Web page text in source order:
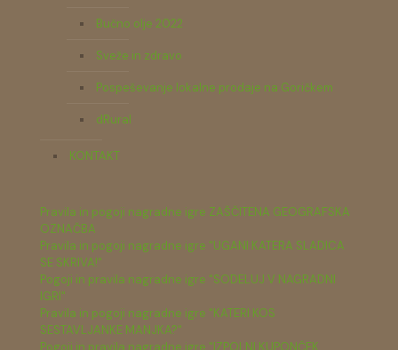
Bučno olje 2022
Sveže in zdravo
Pospeševanje lokalne prodaje na Goričkem
dRural
KONTAKT
Pravila in pogoji nagradne igre ZAŠČITENA GEOGRAFSKA
OZNAČBA
Pravila in pogoji nagradne igre "UGANI KATERA SLADICA
SE SKRIVA!"
Pogoji in pravila nagradne igre "SODELUJ V NAGRADNI
IGRI"
Pravila in pogoji nagradne igre "KATERI KOS
SESTAVLJANKE MANJKA?"
Pogoji in pravila nagradne igre "IZPOLNI KUPONČEK,